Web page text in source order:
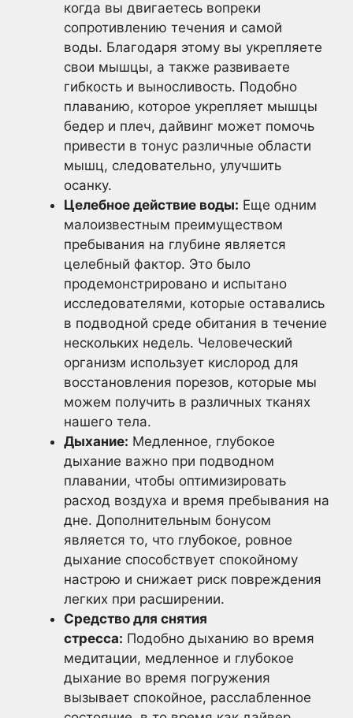
когда вы двигаетесь вопреки
сопротивлению течения и самой
воды. Благодаря этому вы укрепляете
свои мышцы, а также развиваете
гибкость и выносливость. Подобно
плаванию, которое укрепляет мышцы
бедер и плеч, дайвинг может помочь
привести в тонус различные области
мышц, следовательно, улучшить
осанку.
Целебное действие воды: Еще одним
малоизвестным преимуществом
пребывания на глубине является
целебный фактор. Это было
продемонстрировано и испытано
исследователями, которые оставались
в подводной среде обитания в течение
нескольких недель. Человеческий
организм использует кислород для
восстановления порезов, которые мы
можем получить в различных тканях
нашего тела.
Дыхание: Медленное, глубокое
дыхание важно при подводном
плавании, чтобы оптимизировать
расход воздуха и время пребывания на
дне. Дополнительным бонусом
является то, что глубокое, ровное
дыхание способствует спокойному
настрою и снижает риск повреждения
легких при расширении.
Средство для снятия
стресса: Подобно дыханию во время
медитации, медленное и глубокое
дыхание во время погружения
вызывает спокойное, расслабленное